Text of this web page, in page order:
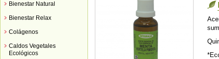
Bienestar Natural
Bienestar Relax
Colágenos
Caldos Vegetales
Ecológicos